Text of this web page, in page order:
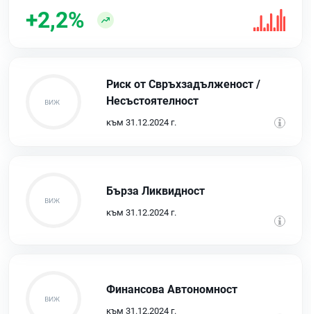
+2,2%
Риск от Свръхзадълженост /
Несъстоятелност
към 31.12.2024 г.
Бърза Ликвидност
към 31.12.2024 г.
Финансова Автономност
към 31.12.2024 г.